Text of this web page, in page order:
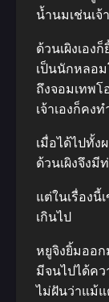
น้ำนมเช่นเจ้
ด้วนเผิงเอง
เป็นนักหลอ
ถึงจอมเทพ
เจ้าเองก็คง
เมื่อได้ไปทั้ง
ด้วนเผิงจึงมี
แต่ในเรื่องนี้
เกินไป
หยูจิงยิ้มออก
มีจนไปได้ค
ไม่ฝันว่าแม้แ